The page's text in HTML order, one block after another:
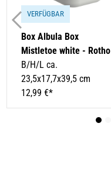
VERFÜGBAR
Box Albula Box
Mistletoe white - Rotho
B/H/L ca.
23,5x17,7x39,5 cm
12,99 €*